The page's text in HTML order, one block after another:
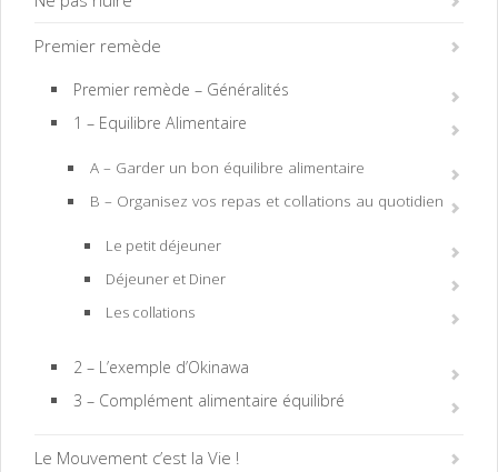
Premier remède
Premier remède – Généralités
1 – Equilibre Alimentaire
A – Garder un bon équilibre alimentaire
B – Organisez vos repas et collations au quotidien
Le petit déjeuner
Déjeuner et Diner
Les collations
2 – L’exemple d’Okinawa
3 – Complément alimentaire équilibré
Le Mouvement c’est la Vie !